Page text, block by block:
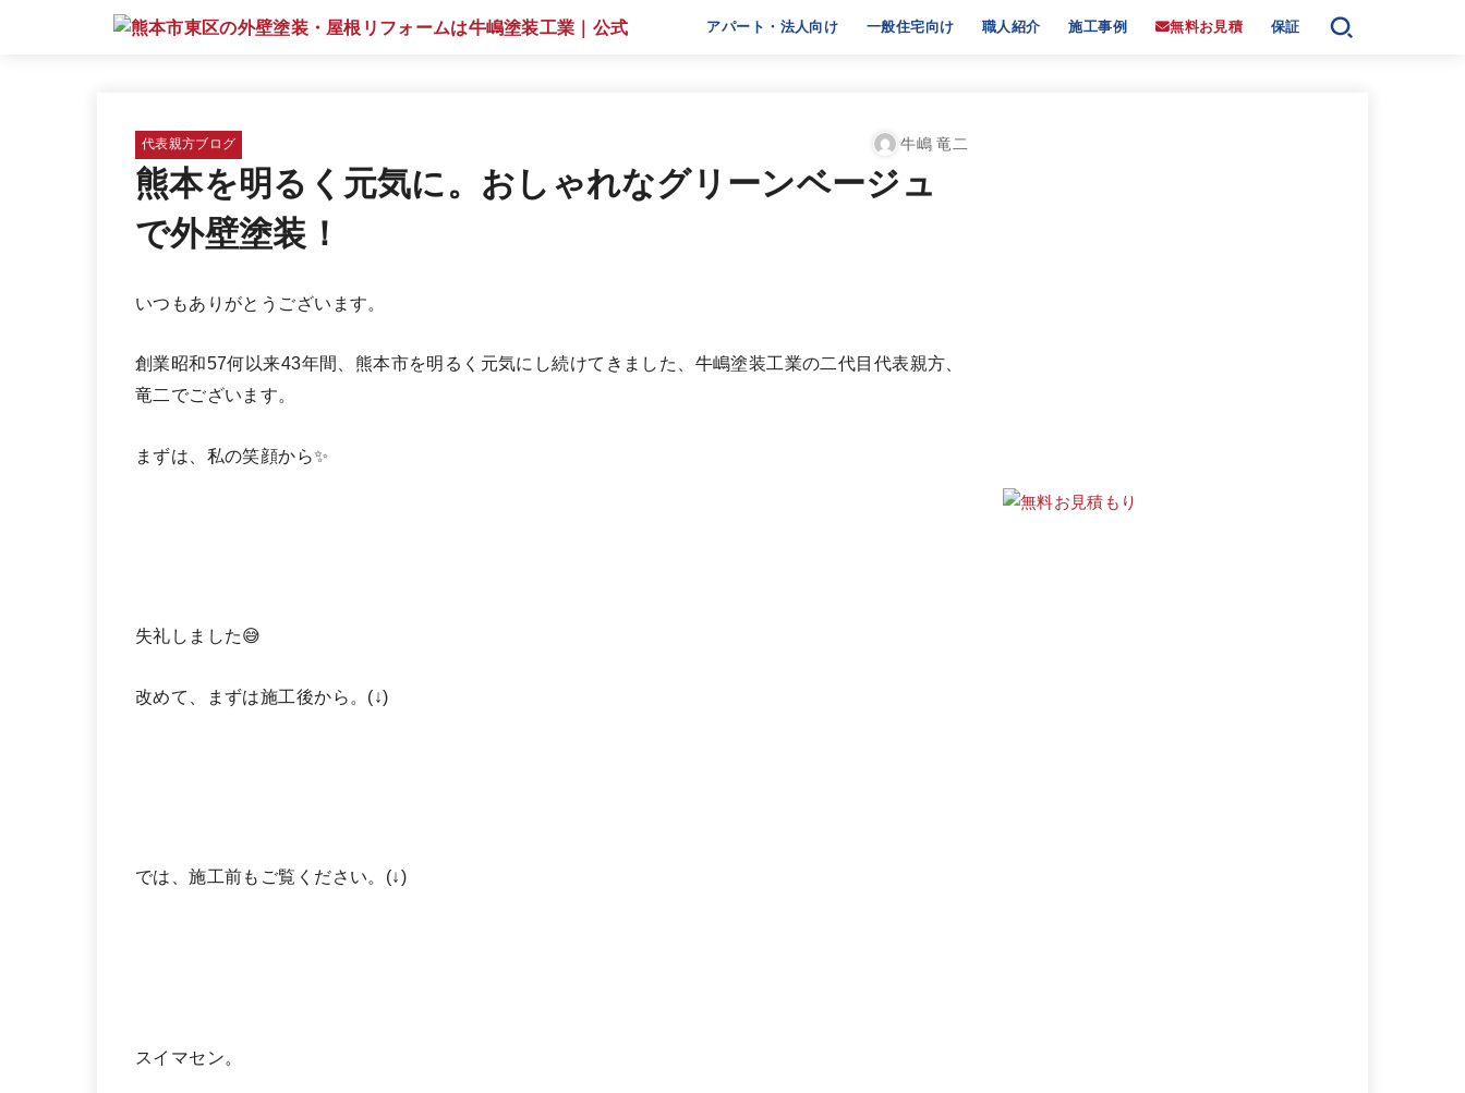
アパート・法人向け 一般住宅向け 職人紹介 施工事例 無料お見積 保証
代表親方ブログ 牛嶋 竜二
熊本を明るく元気に。おしゃれなグリーンベージュ
で外壁塗装！
いつもありがとうございます。
創業昭和57何以来43年間、熊本市を明るく元気にし続けてきました、牛嶋塗装工業の二代目代表親方、
竜二でございます。
まずは、私の笑顔から✨
失礼しました😅
改めて、まずは施工後から。(↓)
では、施工前もご覧ください。(↓)
スイマセン。